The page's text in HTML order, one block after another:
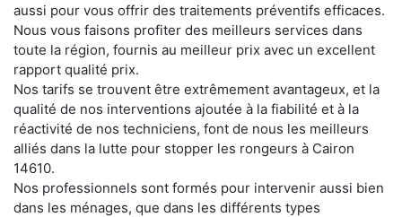
aussi pour vous offrir des traitements préventifs efficaces.
Nous vous faisons profiter des meilleurs services dans
toute la région, fournis au meilleur prix avec un excellent
rapport qualité prix.
Nos tarifs se trouvent être extrêmement avantageux, et la
qualité de nos interventions ajoutée à la fiabilité et à la
réactivité de nos techniciens, font de nous les meilleurs
alliés dans la lutte pour stopper les rongeurs à Cairon
14610.
Nos professionnels sont formés pour intervenir aussi bien
dans les ménages, que dans les différents types